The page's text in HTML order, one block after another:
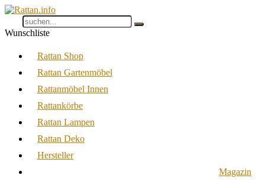
Wunschliste
Rattan Shop
Rattan Gartenmöbel
Rattanmöbel Innen
Rattankörbe
Rattan Lampen
Rattan Deko
Hersteller
Magazin